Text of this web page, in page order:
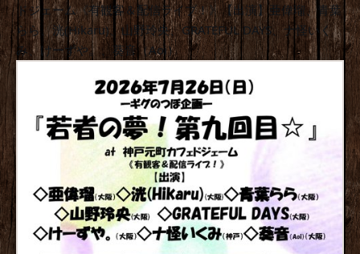
ドジェーム《有観客＆配信ライブ！》【出演】亜偉瑠、青葉
らら、洸(Hikaru)、山野玲央、GRATEFUL DAYS、ナ怪いく
み、けーずや。、葵音（Aoi）